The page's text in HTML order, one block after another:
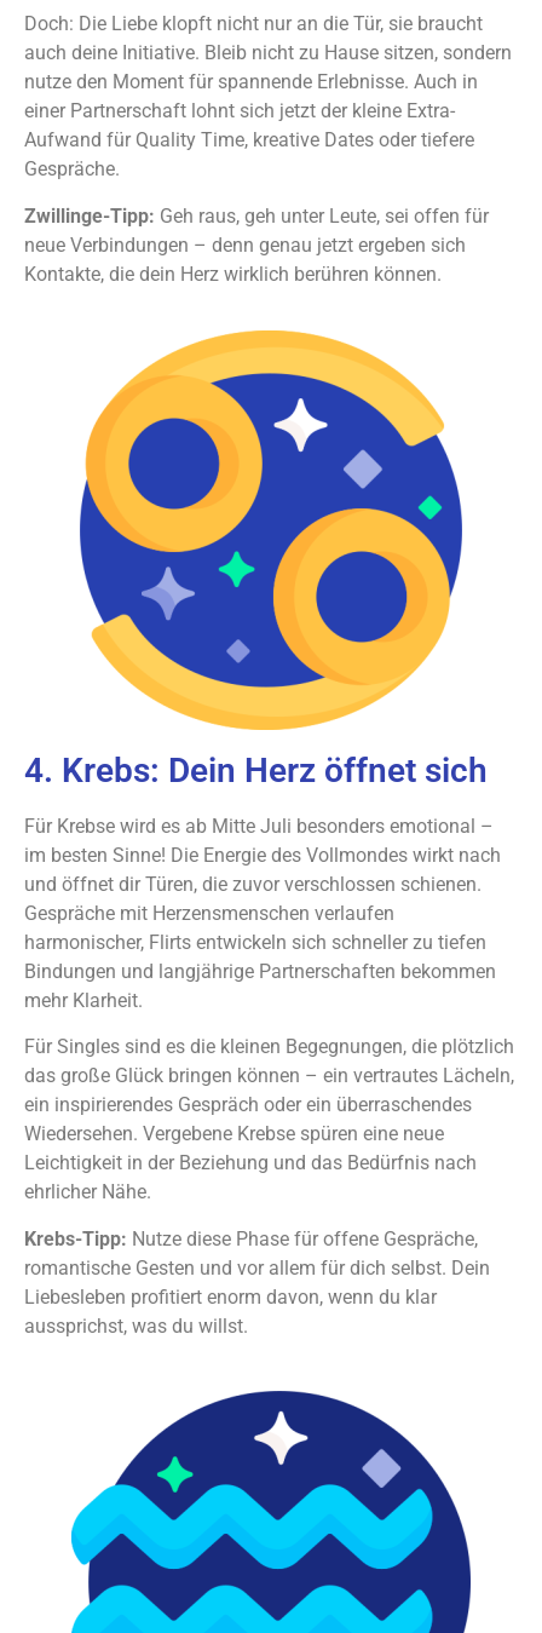
Doch: Die Liebe klopft nicht nur an die Tür, sie braucht
auch deine Initiative. Bleib nicht zu Hause sitzen, sondern
nutze den Moment für spannende Erlebnisse. Auch in
einer Partnerschaft lohnt sich jetzt der kleine Extra-
Aufwand für Quality Time, kreative Dates oder tiefere
Gespräche.
Zwillinge-Tipp: Geh raus, geh unter Leute, sei offen für
neue Verbindungen – denn genau jetzt ergeben sich
Kontakte, die dein Herz wirklich berühren können.
4. Krebs: Dein Herz öffnet sich
Für Krebse wird es ab Mitte Juli besonders emotional –
im besten Sinne! Die Energie des Vollmondes wirkt nach
und öffnet dir Türen, die zuvor verschlossen schienen.
Gespräche mit Herzensmenschen verlaufen
harmonischer, Flirts entwickeln sich schneller zu tiefen
Bindungen und langjährige Partnerschaften bekommen
mehr Klarheit.
Für Singles sind es die kleinen Begegnungen, die plötzlich
das große Glück bringen können – ein vertrautes Lächeln,
ein inspirierendes Gespräch oder ein überraschendes
Wiedersehen. Vergebene Krebse spüren eine neue
Leichtigkeit in der Beziehung und das Bedürfnis nach
ehrlicher Nähe.
Krebs-Tipp: Nutze diese Phase für offene Gespräche,
romantische Gesten und vor allem für dich selbst. Dein
Liebesleben profitiert enorm davon, wenn du klar
aussprichst, was du willst.